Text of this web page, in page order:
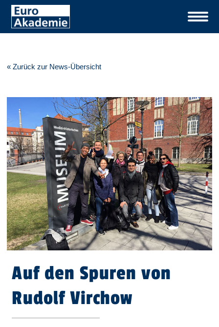
« Zurück zur News-Übersicht
Auf den Spuren von
Rudolf Virchow